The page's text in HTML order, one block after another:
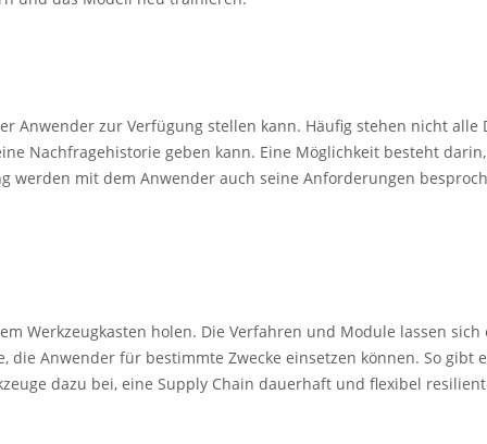
zur Verfügung stellen kann. Häufig stehen nicht
geben kann. Eine Möglichkeit besteht
mit dem Anwender auch seine Anforderungen
holen. Die Verfahren und Module lassen
Anwender für bestimmte Zwecke einsetzen können. So
dazu bei, eine Supply Chain dauerhaft und flexibel